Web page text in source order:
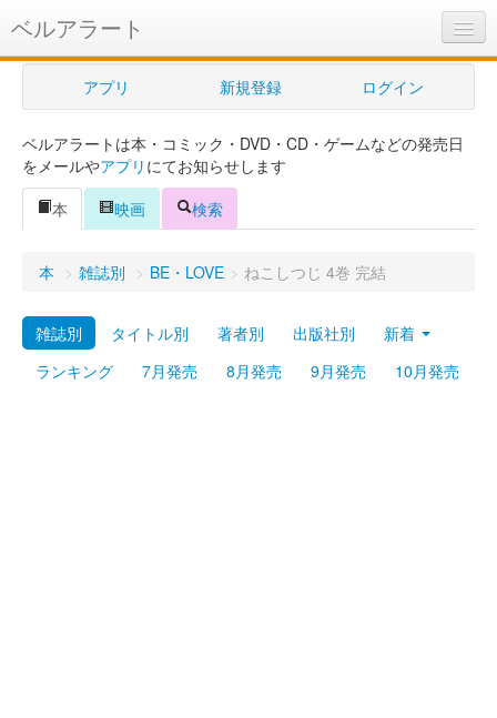
ベルアラート
ベルアラートとは
ヘルプ
新規登録
ログイン
Myシェルフ
プレミアム
アプリ 新規登録 ログイン
ベルアラートは本・コミック・DVD・CD・ゲームなどの発売日
をメールやアプリ にてお知らせします
本
映画 検索
本 > 雑誌別 > BE・LOVE > ねこしつじ 4巻 完結
雑誌別 タイトル別 著者別 出版社別
新着
ランキング
7月発売 8月発売 9月発売 10月発売